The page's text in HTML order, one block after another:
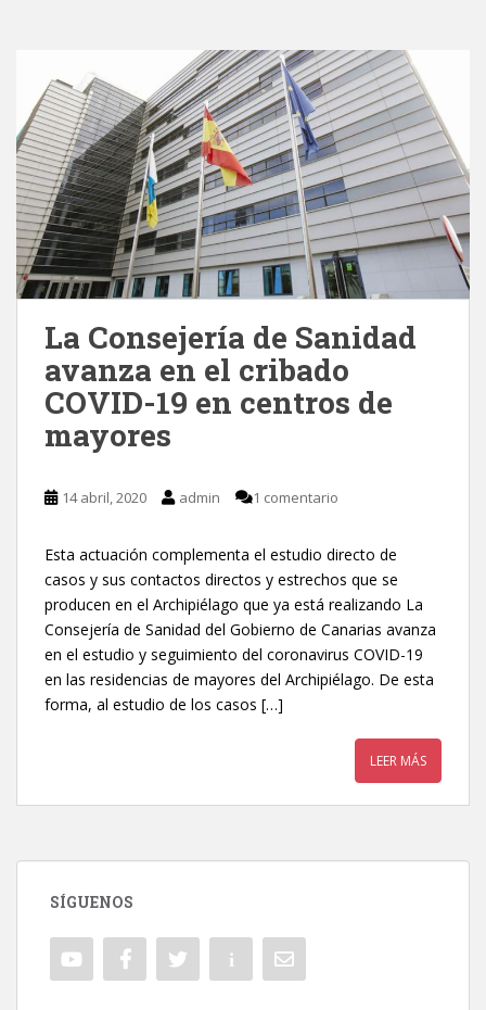
La Consejería de Sanidad
avanza en el cribado
COVID-19 en centros de
mayores
14 abril, 2020 admin 1 comentario
Esta actuación complementa el estudio directo de
casos y sus contactos directos y estrechos que se
producen en el Archipiélago que ya está realizando La
Consejería de Sanidad del Gobierno de Canarias avanza
en el estudio y seguimiento del coronavirus COVID-19
en las residencias de mayores del Archipiélago. De esta
forma, al estudio de los casos […]
LEER MÁS
SÍGUENOS